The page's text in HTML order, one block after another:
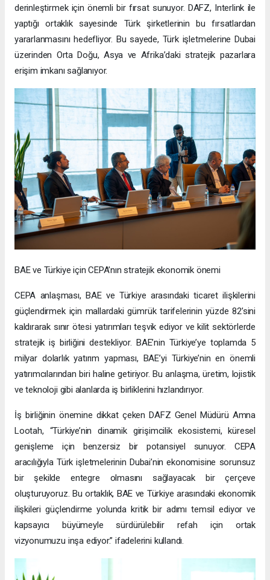
derinleştirmek için önemli bir fırsat sunuyor. DAFZ, Interlink ile
yaptığı ortaklık sayesinde Türk şirketlerinin bu fırsatlardan
yararlanmasını hedefliyor. Bu sayede, Türk işletmelerine Dubai
üzerinden Orta Doğu, Asya ve Afrika’daki stratejik pazarlara
erişim imkanı sağlanıyor.
BAE ve Türkiye için CEPA’nın stratejik ekonomik önemi
CEPA anlaşması, BAE ve Türkiye arasındaki ticaret ilişkilerini
güçlendirmek için mallardaki gümrük tarifelerinin yüzde 82’sini
kaldırarak sınır ötesi yatırımları teşvik ediyor ve kilit sektörlerde
stratejik iş birliğini destekliyor. BAE’nin Türkiye’ye toplamda 5
milyar dolarlık yatırım yapması, BAE’yi Türkiye’nin en önemli
yatırımcılarından biri haline getiriyor. Bu anlaşma, üretim, lojistik
ve teknoloji gibi alanlarda iş birliklerini hızlandırıyor.
İş birliğinin önemine dikkat çeken DAFZ Genel Müdürü Amna
Lootah, “Türkiye’nin dinamik girişimcilik ekosistemi, küresel
genişleme için benzersiz bir potansiyel sunuyor. CEPA
aracılığıyla Türk işletmelerinin Dubai’nin ekonomisine sorunsuz
bir şekilde entegre olmasını sağlayacak bir çerçeve
oluşturuyoruz. Bu ortaklık, BAE ve Türkiye arasındaki ekonomik
ilişkileri güçlendirme yolunda kritik bir adımı temsil ediyor ve
kapsayıcı büyümeyle sürdürülebilir refah için ortak
vizyonumuzu inşa ediyor.” ifadelerini kullandı.